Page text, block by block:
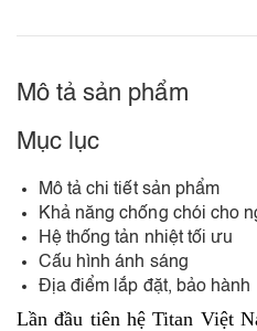
Mô tả sản phẩm
Mục lục
Mô tả chi tiết sản phẩm
Khả năng chống chói cho
Hệ thống tản nhiệt tối ưu
Cấu hình ánh sáng
Địa điểm lắp đặt, bảo hành
Lần đầu tiên hệ Titan Việt